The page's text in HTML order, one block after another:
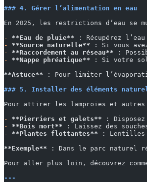
### 4. Gérer l’alimentation en eau
En 2025, les restrictions d’eau se
-
**Eau de pluie** : Récupérez
-
**Source naturelle** : Si vous
-
**Raccordement au réseau** :
-
**Nappe phréatique** : Si votre sol
**Astuce** : Pour limiter
### 5. Installer des éléments
Pour attirer les lamproies et
-
**Pierriers et galets** :
-
**Bois mort** : Laissez des
-
**Plantes flottantes** : Lentilles
**Exemple** : Dans le parc naturel
Pour aller plus loin, découvrez
---